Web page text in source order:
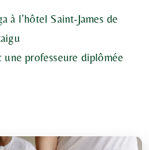
à l’hôtel Saint-James de
une professeure diplômée